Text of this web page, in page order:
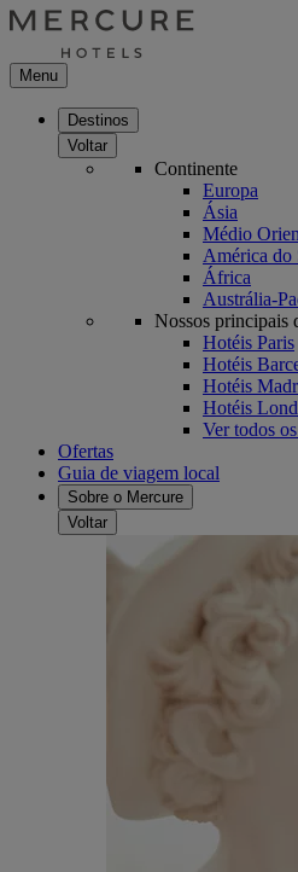
Menu
Destinos
Voltar
Continente
Europa
Ásia
Médio
América do
África
Austrália-
Nossos principais
Hotéis Paris
Hotéis
Hotéis
Hotéis
Ver todos
Ofertas
Guia de viagem local
Sobre o Mercure
Voltar